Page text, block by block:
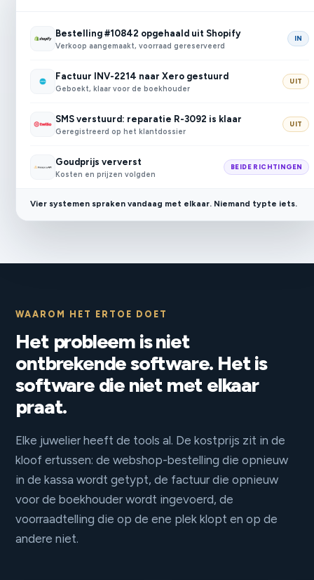
Bestelling #10842 opgehaald uit Shopify
Verkoop aangemaakt, voorraad gereserveerd
IN
Factuur INV-2214 naar Xero gestuurd
Geboekt, klaar voor de boekhouder
UIT
SMS verstuurd: reparatie R-3092 is klaar
Geregistreerd op het klantdossier
UIT
Goudprijs ververst
Kosten en prijzen volgden
BEIDE RICHTINGEN
Vier systemen spraken vandaag met elkaar. Niemand typte iets.
WAAROM HET ERTOE DOET
Het probleem is niet
ontbrekende software. Het is
software die niet met elkaar
praat.
Elke juwelier heeft de tools al. De kostprijs zit in de
kloof ertussen: de webshop-bestelling die opnieuw
in de kassa wordt getypt, de factuur die opnieuw
voor de boekhouder wordt ingevoerd, de
voorraadtelling die op de ene plek klopt en op de
andere niet.